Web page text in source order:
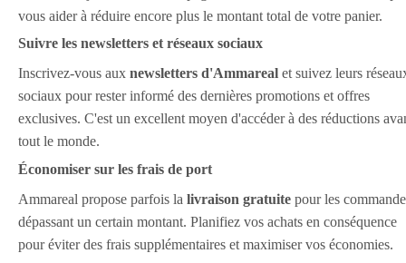
vous aider à réduire encore plus le montant total de votre panier.
Suivre les newsletters et réseaux sociaux
Inscrivez-vous aux newsletters d'Ammareal et suivez leurs
sociaux pour rester informé des dernières promotions et offres
exclusives. C'est un excellent moyen d'accéder à des réductions
tout le monde.
Économiser sur les frais de port
Ammareal propose parfois la livraison gratuite pour les
dépassant un certain montant. Planifiez vos achats en conséquence
pour éviter des frais supplémentaires et maximiser vos économies.